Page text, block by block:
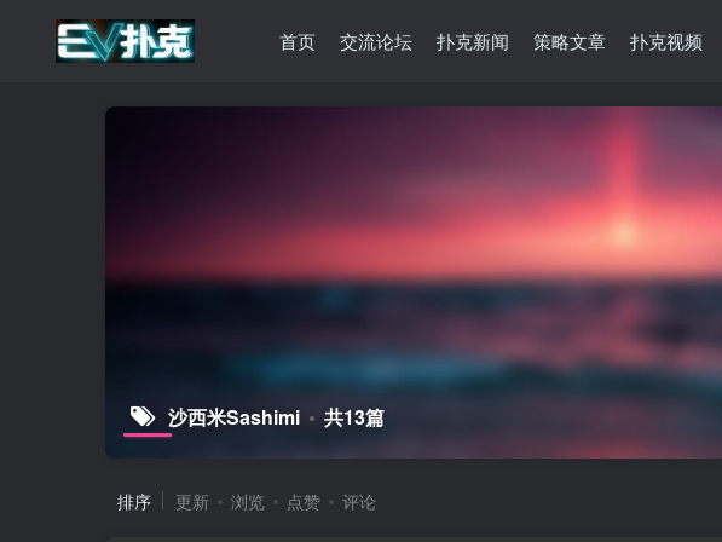
首页 交流论坛 扑克新闻 策略文章 扑克视频
沙西米Sashimi 共13篇
排序 更新 浏览 点赞 评论